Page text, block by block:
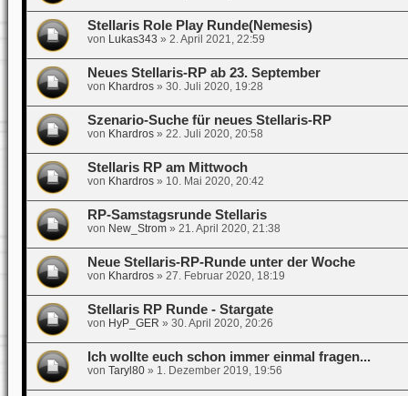
Stellaris Role Play Runde(Nemesis)
von Lukas343 » 2. April 2021, 22:59
Neues Stellaris-RP ab 23. September
von Khardros» 30. Juli 2020, 19:28
Szenario-Suche für neues Stellaris-RP
von Khardros» 22. Juli 2020, 20:58
Stellaris RP am Mittwoch
von Khardros» 10. Mai 2020, 20:42
RP-Samstagsrunde Stellaris
von New_Strom» 21. April 2020, 21:38
Neue Stellaris-RP-Runde unter der Woche
von Khardros» 27. Februar 2020, 18:19
Stellaris RP Runde - Stargate
von HyP_GER » 30. April 2020, 20:26
Ich wollte euch schon immer einmal fragen...
von Taryl80» 1. Dezember 2019, 19:56